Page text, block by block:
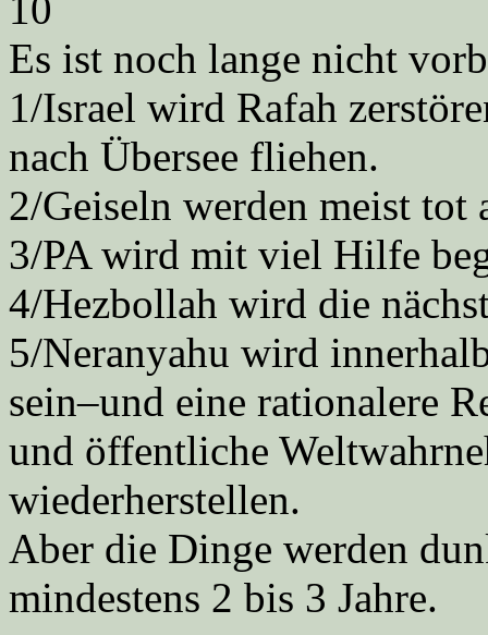
Es ist noch lange nicht
1/Israel wird Rafah
nach Übersee fliehen.
2/Geiseln werden meist tot
3/PA wird mit viel Hilfe
4/Hezbollah wird die
5/Neranyahu wird
sein–und eine rationalere
und öffentliche
wiederherstellen.
Aber die Dinge werden
mindestens 2 bis 3 Jahre.